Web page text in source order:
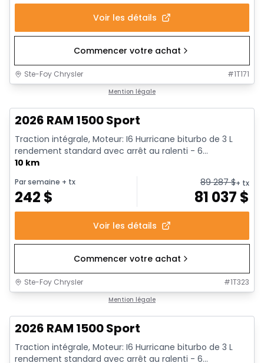
Voir les détails
Commencer votre achat
Ste-Foy Chrysler #1T171
Mention légale
2026 RAM 1500 Sport
Traction intégrale, Moteur: I6 Hurricane biturbo de 3 L
rendement standard avec arrêt au ralenti - 6...
10 km
Par semaine + tx
242 $
89 287$+ tx
81 037 $
Voir les détails
Commencer votre achat
Ste-Foy Chrysler #1T323
Mention légale
2026 RAM 1500 Sport
Traction intégrale, Moteur: I6 Hurricane biturbo de 3 L
rendement standard avec arrêt au ralenti - 6...